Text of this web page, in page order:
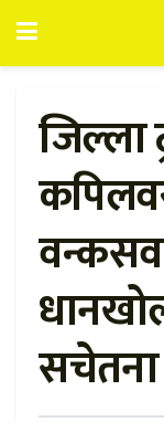
जिल्ला
सचेतना